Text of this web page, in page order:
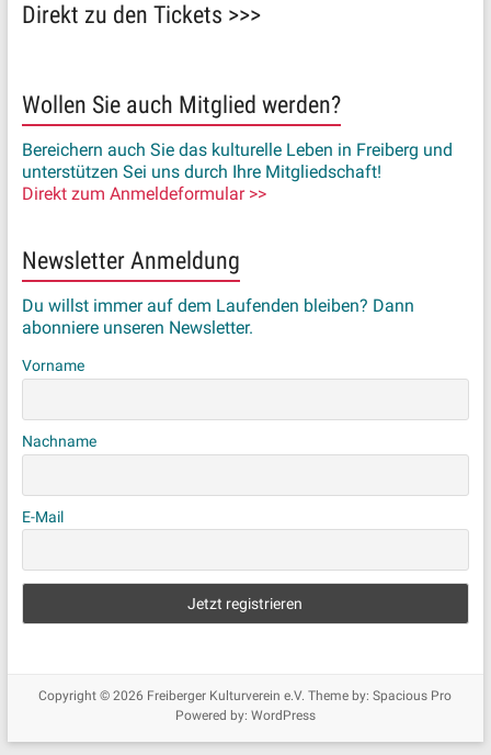
Direkt zu den Tickets >>>
Wollen Sie auch Mitglied werden?
Bereichern auch Sie das kulturelle Leben in Freiberg und
unterstützen Sei uns durch Ihre Mitgliedschaft!
Direkt zum Anmeldeformular >>
Newsletter Anmeldung
Du willst immer auf dem Laufenden bleiben? Dann
abonniere unseren Newsletter.
Vorname
Nachname
E-Mail
Copyright © 2026 Freiberger Kulturverein e.V. Theme by:Spacious Pro
Powered by: WordPress